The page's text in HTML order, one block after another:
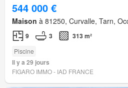
544 000 €
Maison à 81250, Curvalle, Tarn,
9 3 313 m²
Piscine
Il y a 29 jours
FIGARO IMMO - IAD FRANCE